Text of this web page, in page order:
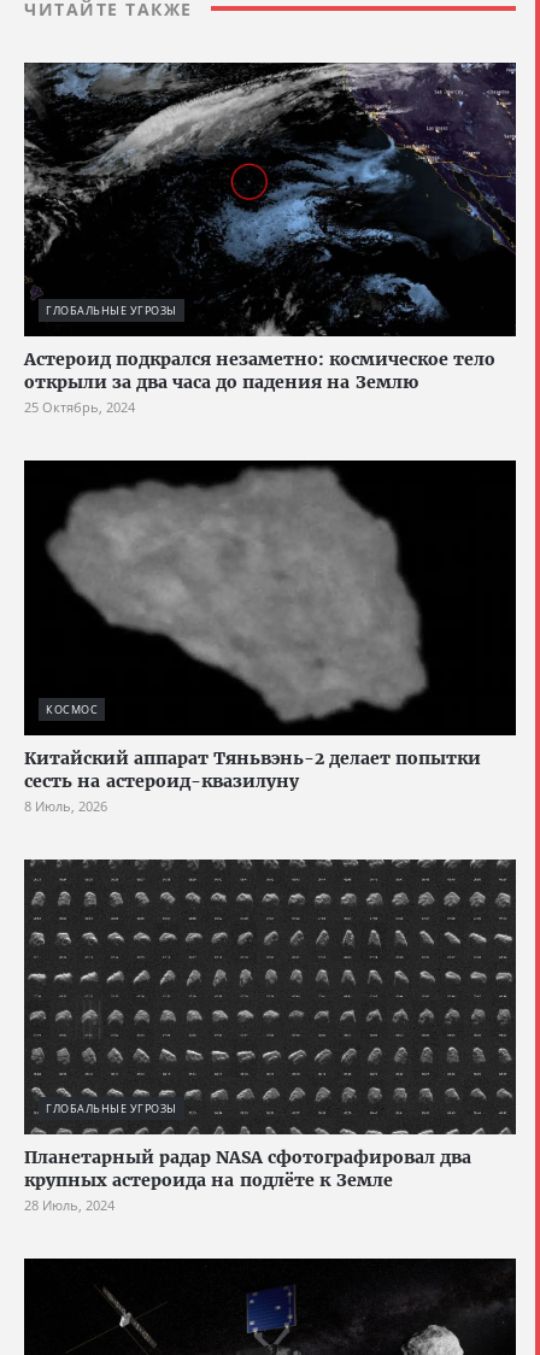
ЧИТАЙТЕ ТАКЖЕ
ГЛОБАЛЬНЫЕ УГРОЗЫ
Астероид подкрался незаметно: космическое тело
открыли за два часа до падения на Землю
25 Октябрь, 2024
КОСМОС
Китайский аппарат Тяньвэнь-2 делает попытки
сесть на астероид-квазилуну
8 Июль, 2026
ГЛОБАЛЬНЫЕ УГРОЗЫ
Планетарный радар NASA сфотографировал два
крупных астероида на подлёте к Земле
28 Июль, 2024